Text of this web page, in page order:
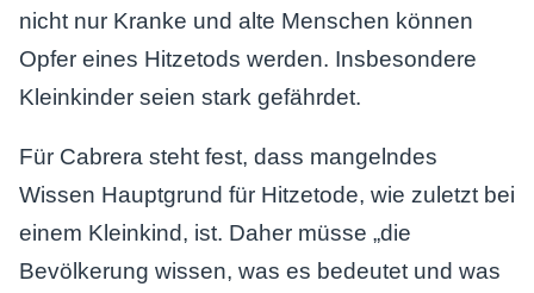
nicht nur Kranke und alte Menschen können
Opfer eines Hitzetods werden. Insbesondere
Kleinkinder seien stark gefährdet.
Für Cabrera steht fest, dass mangelndes
Wissen Hauptgrund für Hitzetode, wie zuletzt bei
einem Kleinkind, ist. Daher müsse „die
Bevölkerung wissen, was es bedeutet und was